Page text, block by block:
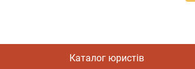
Каталог юристів